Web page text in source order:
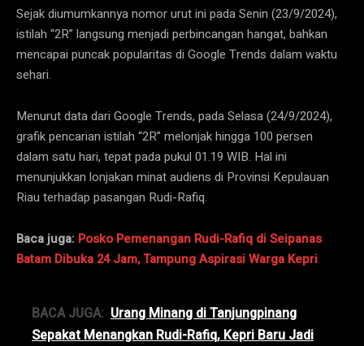
Sejak diumumkannya nomor urut ini pada Senin (23/9/2024),
istilah “2R” langsung menjadi perbincangan hangat, bahkan
mencapai puncak popularitas di Google Trends dalam waktu
sehari.
Menurut data dari Google Trends, pada Selasa (24/9/2024),
grafik pencarian istilah “2R” melonjak hingga 100 persen
dalam satu hari, tepat pada pukul 01.19 WIB. Hal ini
menunjukkan lonjakan minat audiens di Provinsi Kepulauan
Riau terhadap pasangan Rudi-Rafiq.
Baca juga: Posko Pemenangan Rudi-Rafiq di Seipanas
Batam Dibuka 24 Jam, Tampung Aspirasi Warga Kepri
BACA JUGA: Urang Minang di Tanjungpinang
Sepakat Menangkan Rudi-Rafiq, Kepri Baru Jadi